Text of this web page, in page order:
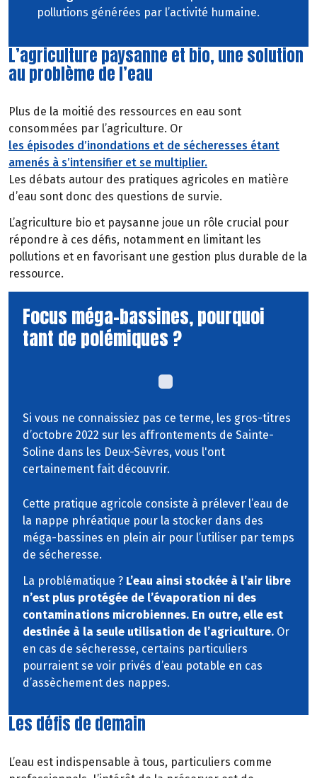
pollutions générées par l’activité humaine.
L’agriculture paysanne et bio, une solution
au problème de l’eau
Plus de la moitié des ressources en eau sont
consommées par l’agriculture. Or
les épisodes d’inondations et de sécheresses étant
amenés à s’intensifier et se multiplier.
Les débats autour des pratiques agricoles en matière
d’eau sont donc des questions de survie.
L’agriculture bio et paysanne joue un rôle crucial pour
répondre à ces défis, notamment en limitant les
pollutions et en favorisant une gestion plus durable de la
ressource.
Focus méga-bassines, pourquoi
tant de polémiques ?
Si vous ne connaissiez pas ce terme, les gros-titres
d’octobre 2022 sur les affrontements de Sainte-
Soline dans les Deux-Sèvres, vous l'ont
certainement fait découvrir.
Cette pratique agricole consiste à prélever l’eau de
la nappe phréatique pour la stocker dans des
méga-bassines en plein air pour l’utiliser par temps
de sécheresse.
La problématique ? L’eau ainsi stockée à l’air libre
n’est plus protégée de l’évaporation ni des
contaminations microbiennes. En outre, elle est
destinée à la seule utilisation de l’agriculture. Or
en cas de sécheresse, certains particuliers
pourraient se voir privés d’eau potable en cas
d’assèchement des nappes.
Les défis de demain
L’eau est indispensable à tous, particuliers comme